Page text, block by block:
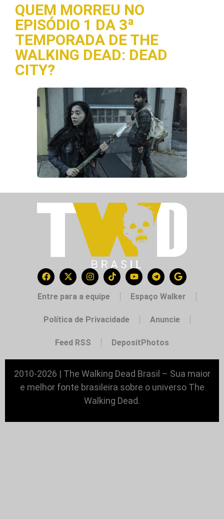
QUEM MORREU NO
EPISÓDIO 1 DA 3ª
TEMPORADA DE THE
WALKING DEAD: DEAD
CITY?
Entre para a equipe Espaço Walker
Política de Privacidade Anuncie
Feed RSS DepositPhotos
2010-2026 | The Walking Dead Brasil – Sua maior
e melhor fonte brasileira sobre o universo The
Walking Dead.